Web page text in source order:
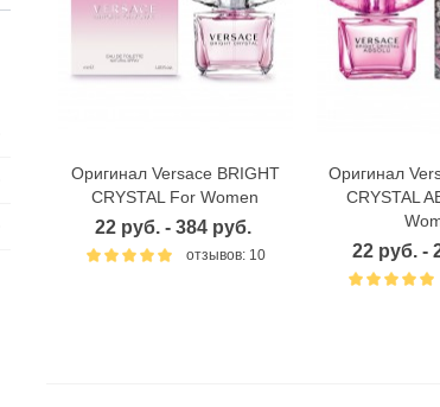
Быстрый просмотр
Оригинал Versace BRIGHT
CRYSTAL For Women
22 руб. - 384 руб.
отзывов: 10
Оригинал
CRYSTAL
22 руб. -